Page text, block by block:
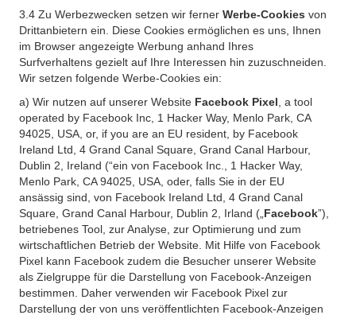
3.4 Zu Werbezwecken setzen wir ferner Werbe-Cookies von
Drittanbietern ein. Diese Cookies ermöglichen es uns, Ihnen
im Browser angezeigte Werbung anhand Ihres
Surfverhaltens gezielt auf Ihre Interessen hin zuzuschneiden.
Wir setzen folgende Werbe-Cookies ein:
a) Wir nutzen auf unserer Website Facebook Pixel , a tool
operated by Facebook Inc, 1 Hacker Way, Menlo Park, CA
94025, USA, or, if you are an EU resident, by Facebook
Ireland Ltd, 4 Grand Canal Square, Grand Canal Harbour,
Dublin 2, Ireland (“ein von Facebook Inc., 1 Hacker Way,
Menlo Park, CA 94025, USA, oder, falls Sie in der EU
ansässig sind, von Facebook Ireland Ltd, 4 Grand Canal
Square, Grand Canal Harbour, Dublin 2, Irland („ Facebook”),
betriebenes Tool, zur Analyse, zur Optimierung und zum
wirtschaftlichen Betrieb der Website. Mit Hilfe von Facebook
Pixel kann Facebook zudem die Besucher unserer Website
als Zielgruppe für die Darstellung von Facebook-Anzeigen
bestimmen. Daher verwenden wir Facebook Pixel zur
Darstellung der von uns veröffentlichten Facebook-Anzeigen